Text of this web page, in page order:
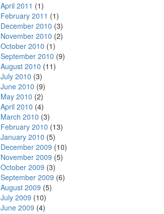
April 2011 (1)
February 2011 (1)
December 2010 (3)
November 2010 (2)
October 2010 (1)
September 2010 (9)
August 2010 (11)
July 2010 (3)
June 2010 (9)
May 2010 (2)
April 2010 (4)
March 2010 (3)
February 2010 (13)
January 2010 (5)
December 2009 (10)
November 2009 (5)
October 2009 (3)
September 2009 (6)
August 2009 (5)
July 2009 (10)
June 2009 (4)